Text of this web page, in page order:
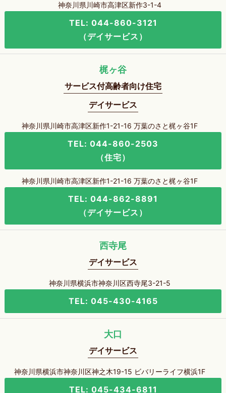
神奈川県川崎市高津区新作3-1-4
TEL: 044-860-3121
（デイサービス）
梶ヶ谷
サービス付高齢者向け住宅
デイサービス
神奈川県川崎市高津区新作1-21-16 万葉のさと梶ヶ谷1F
TEL: 044-860-2503
（住宅）
神奈川県川崎市高津区新作1-21-16 万葉のさと梶ヶ谷1F
TEL: 044-862-8891
（デイサービス）
西寺尾
デイサービス
神奈川県横浜市神奈川区西寺尾3-21-5
TEL: 045-430-4165
大口
デイサービス
神奈川県横浜市神奈川区神之木19-15 ビバリーライフ横浜1F
TEL: 045-434-6811